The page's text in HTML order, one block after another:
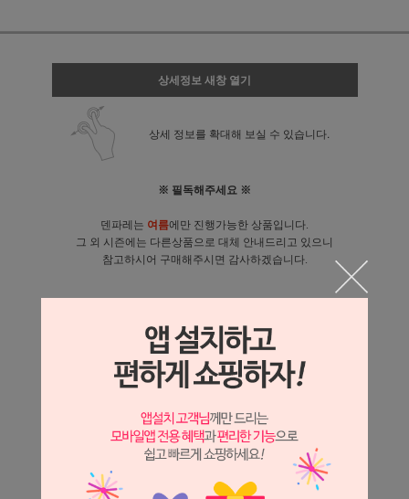
상세정보 새창 열기
상세 정보를 확대해 보실 수 있습니다.
※ 필독해주세요 ※
덴파레는 여름에만 진행가능한 상품입니다.
그 외 시즌에는 다른상품으로 대체 안내드리고 있으니
참고하시어 구매해주시면 감사하겠습니다.